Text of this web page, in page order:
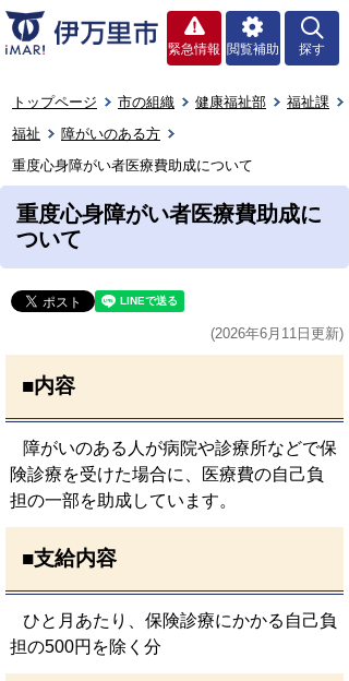
緊急情報 閲覧補助 探す
トップページ 市の組織 健康福祉部
福祉課
福祉
障がいのある方
重度心身障がい者医療費助成について
重度心身障がい者医療費助成に
ついて
(2026年6月11日更新)
■内容
障がいのある人が病院や診療所などで保
険診療を受けた場合に、医療費の自己負
担の一部を助成しています。
■支給内容
ひと月あたり、保険診療にかかる自己負
担の500円を除く分